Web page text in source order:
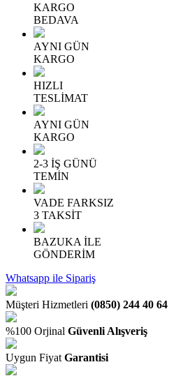
KARGO
BEDAVA
AYNI GÜN
KARGO
HIZLI
TESLİMAT
AYNI GÜN
KARGO
2-3 İŞ GÜNÜ
TEMİN
VADE FARKSIZ
3 TAKSİT
BAZUKA İLE
GÖNDERİM
Whatsapp ile Sipariş
Müşteri Hizmetleri (0850) 244 40 64
%100 Orjinal Güvenli Alışveriş
Uygun Fiyat Garantisi